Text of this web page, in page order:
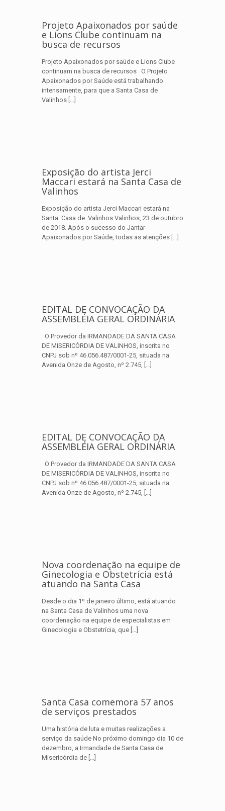
Projeto Apaixonados por saúde
e Lions Clube continuam na
busca de recursos
Projeto Apaixonados por saúde e Lions Clube
continuam na busca de recursos O Projeto
Apaixonados por Saúde está trabalhando
intensamente, para que a Santa Casa de
Valinhos […]
Exposição do artista Jerci
Maccari estará na Santa Casa de
Valinhos
Exposição do artista Jerci Maccari estará na
Santa Casa de Valinhos Valinhos, 23 de outubro
de 2018. Após o sucesso do Jantar
Apaixonados por Saúde, todas as atenções […]
EDITAL DE CONVOCAÇÃO DA
ASSEMBLÉIA GERAL ORDINÁRIA
O Provedor da IRMANDADE DA SANTA CASA
DE MISERICÓRDIA DE VALINHOS, inscrita no
CNPJ sob nº 46.056.487/0001-25, situada na
Avenida Onze de Agosto, nº 2.745, […]
EDITAL DE CONVOCAÇÃO DA
ASSEMBLÉIA GERAL ORDINÁRIA
O Provedor da IRMANDADE DA SANTA CASA
DE MISERICÓRDIA DE VALINHOS, inscrita no
CNPJ sob nº 46.056.487/0001-25, situada na
Avenida Onze de Agosto, nº 2.745, […]
Nova coordenação na equipe de
Ginecologia e Obstetrícia está
atuando na Santa Casa
Desde o dia 1º de janeiro último, está atuando
na Santa Casa de Valinhos uma nova
coordenação na equipe de especialistas em
Ginecologia e Obstetrícia, que […]
Santa Casa comemora 57 anos
de serviços prestados
Uma história de luta e muitas realizações a
serviço da saúde No próximo domingo dia 10 de
dezembro, a Irmandade de Santa Casa de
Misericórdia de […]